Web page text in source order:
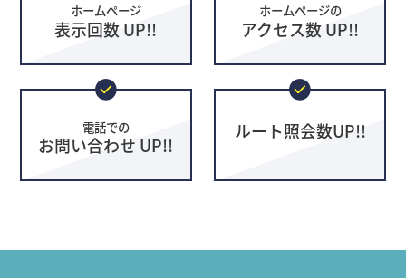
ホームページ
表示回数 UP!!
ホームページの
アクセス数 UP!!
電話での
お問い合わせ UP!!
ルート照会数UP!!